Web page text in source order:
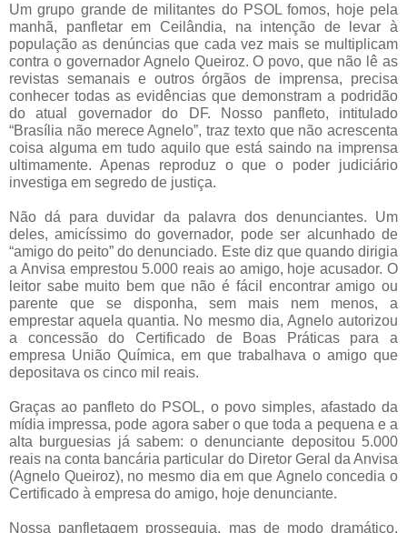
Um grupo grande de militantes do PSOL fomos, hoje pela
manhã, panfletar em Ceilândia, na intenção de levar à
população as denúncias que cada vez mais se multiplicam
contra o governador Agnelo Queiroz. O povo, que não lê as
revistas semanais e outros órgãos de imprensa, precisa
conhecer todas as evidências que demonstram a podridão
do atual governador do DF. Nosso panfleto, intitulado
“Brasília não merece Agnelo”, traz texto que não acrescenta
coisa alguma em tudo aquilo que está saindo na imprensa
ultimamente. Apenas reproduz o que o poder judiciário
investiga em segredo de justiça.
Não dá para duvidar da palavra dos denunciantes. Um
deles, amicíssimo do governador, pode ser alcunhado de
“amigo do peito” do denunciado. Este diz que quando dirigia
a Anvisa emprestou 5.000 reais ao amigo, hoje acusador. O
leitor sabe muito bem que não é fácil encontrar amigo ou
parente que se disponha, sem mais nem menos, a
emprestar aquela quantia. No mesmo dia, Agnelo autorizou
a concessão do Certificado de Boas Práticas para a
empresa União Química, em que trabalhava o amigo que
depositava os cinco mil reais.
Graças ao panfleto do PSOL, o povo simples, afastado da
mídia impressa, pode agora saber o que toda a pequena e a
alta burguesias já sabem: o denunciante depositou 5.000
reais na conta bancária particular do Diretor Geral da Anvisa
(Agnelo Queiroz), no mesmo dia em que Agnelo concedia o
Certificado à empresa do amigo, hoje denunciante.
Nossa panfletagem prosseguia, mas de modo dramático,